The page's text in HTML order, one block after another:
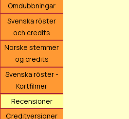
Omdubbningar
Svenska röster
och credits
Norske stemmer
og credits
Svenska röster -
Kortfilmer
Recensioner
Creditversioner